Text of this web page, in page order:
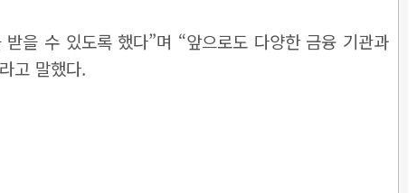
을 수 있도록 했다”며 “앞으로도 다양한 금융 기관과
고 말했다.